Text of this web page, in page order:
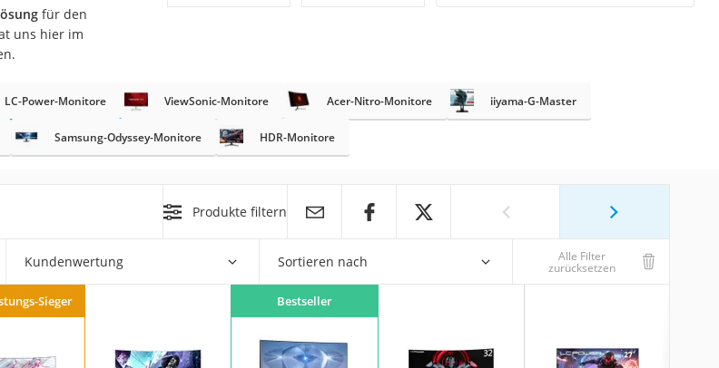
für den
uns hier im
LC-Power-Monitore ViewSonic-Monitore Acer-Nitro-Monitore iiyama-G-Master
Samsung-Odyssey-Monitore HDR-Monitore
Produkte filtern
Kundenwertung Sortieren nach Alle Filter
zurücksetzen
Sieger Bestseller